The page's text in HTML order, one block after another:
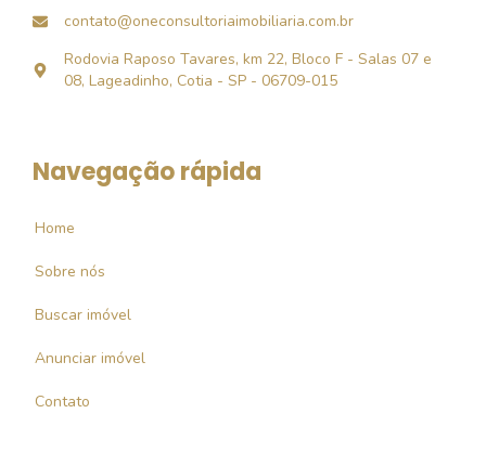
contato@oneconsultoriaimobiliaria.com.br
Rodovia Raposo Tavares, km 22, Bloco F - Salas 07 e
08, Lageadinho, Cotia - SP - 06709-015
Navegação rápida
Home
Sobre nós
Buscar imóvel
Anunciar imóvel
Contato